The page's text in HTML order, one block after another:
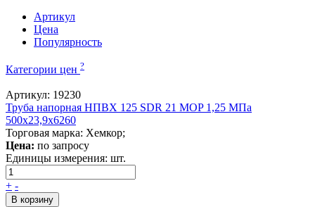
Артикул
Цена
Популярность
Категории цен ?
Артикул: 19230
Труба напорная НПВХ 125 SDR 21 MOP 1,25 МПа
500x23,9x6260
Торговая марка: Хемкор;
Цена: по запросу
Единицы измерения: шт.
+ -
В корзину